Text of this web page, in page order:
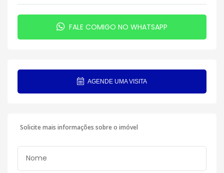
FALE COMIGO NO WHATSAPP
AGENDE UMA VISITA
Solicite mais informações sobre o imóvel